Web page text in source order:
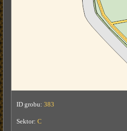
ID grobu: 383
Sektor: C